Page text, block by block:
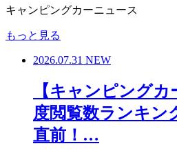
キャンピングカーニュース
もっと見る
2026.07.31 NEW
【キャンピングカ
度閲覧数ランキン
直前！…